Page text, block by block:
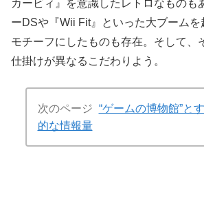
カービィ』を意識したレトロなものも
ーDSや『Wii Fit』といった大ブームを
モチーフにしたものも存在。そして、
仕掛けが異なるこだわりよう。
次のページ “ゲームの博物館”と
的な情報量